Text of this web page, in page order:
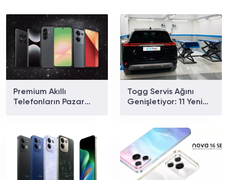
Premium Akıllı
Telefonların Pazar
Togg Servis Ağını
Genişletiyor: 11 Yeni